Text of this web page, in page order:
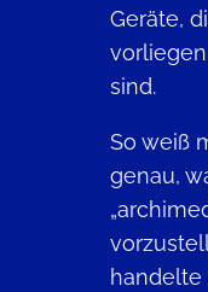
Geräte,
sind.
So weiß
genau,
handelte